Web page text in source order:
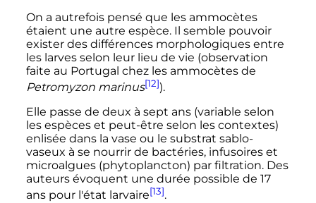
On a autrefois pensé que les ammocètes
étaient une autre espèce. Il semble pouvoir
exister des différences morphologiques entre
les larves selon leur lieu de vie (observation
faite au Portugal chez les ammocètes de
Petromyzon marinus[12]).
Elle passe de deux à sept ans (variable selon
les espèces et peut-être selon les contextes)
enlisée dans la vase ou le substrat sablo-
vaseux à se nourrir de bactéries, infusoires et
microalgues (phytoplancton) par filtration. Des
auteurs évoquent une durée possible de 17
ans pour l'état larvaire[13].